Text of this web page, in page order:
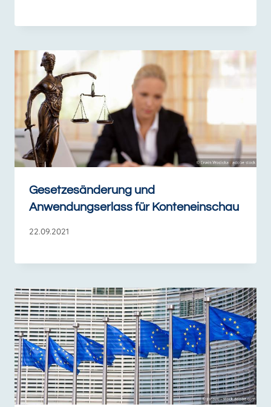
Gesetzesänderung und
Anwendungserlass für Konteneinschau
22.09.2021